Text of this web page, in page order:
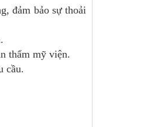
đảm bảo sự thoải
thẩm mỹ viện.
cầu.